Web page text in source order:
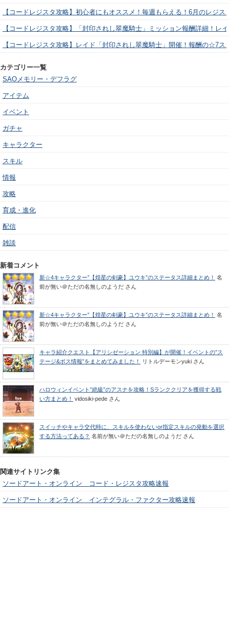
【コードレジスタ攻略】初心者にもオススメ！毎週もらえる！6月のレジ
【コードレジスタ攻略】「封印されし翠魔騎士」ミッション報酬詳細！レ
【コードレジスタ攻略】レイド「封印されし翠魔騎士」開催！報酬の☆7
カテゴリー一覧
SAOメモリー・デフラグ
アイテム
イベント
ガチャ
キャラクター
スキル
情報
攻略
育成・進化
配信
雑談
新着コメント
新☆4キャラクター”【煌星の剣豪】ユウキ”のステータス詳細まとめ！
名
前が無い＠ただの名無しのようだ さん
新☆4キャラクター”【煌星の剣豪】ユウキ”のステータス詳細まとめ！
名
前が無い＠ただの名無しのようだ さん
キャラ紹介クエスト【アリシゼーション 特別編】が開催！イベントの”ス
テージ&ボス情報”をまとめてみました！
リトルデーモンyuki さん
ハロウィンイベント”絶級”のアスナを攻略！Sランククリアを獲得する戦
い方まとめ！
vidosiki-pede さん
スイッチやキャラ交代時に、スキルを使わないor指定スキルの発動を選択
する方法ってある？ 名前が無い＠ただの名無しのようだ さん
関連サイトリンク集
ソードアート・オンライン コード・レジスタ攻略速報
ソードアート・オンライン インテグラル・ファクター攻略速報